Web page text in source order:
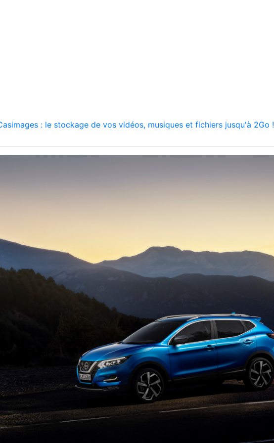
: le stockage de vos vidéos, musiques et fichiers jusqu'à 2Go !